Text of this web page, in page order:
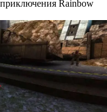
Rainbow